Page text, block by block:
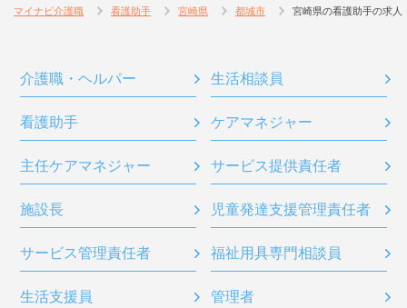
マイナビ介護職 看護助手 宮崎県 都城市 宮崎県の看護助手の求人
介護職・ヘルパー 生活相談員
看護助手 ケアマネジャー
主任ケアマネジャー サービス提供責任者
施設長 児童発達支援管理責任者
サービス管理責任者 福祉用具専門相談員
生活支援員 管理者